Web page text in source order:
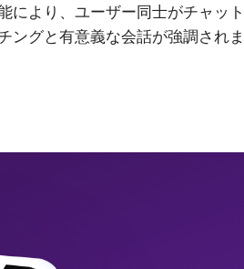
により、ユーザー同士がチャッ
ングと有意義な会話が強調されま